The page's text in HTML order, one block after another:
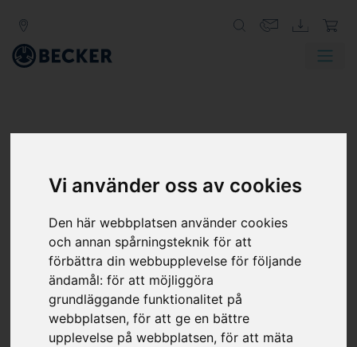
Vi använder oss av cookies
Den här webbplatsen använder cookies
och annan spårningsteknik för att
förbättra din webbupplevelse för följande
ändamål:för att möjliggöra
grundläggande funktionalitet på
webbplatsen,för att ge en bättre
upplevelse på webbplatsen,för att mäta
Becker klovakuumpumpar komprimerar 100% oljefritt
och arbetar utan kontakt, vilket gör dem särskilt
Kontaktfri drift
Integrerat filter
Robust konstruktion
läs mer